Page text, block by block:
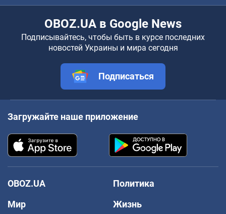
OBOZ.UA в Google News
Подписывайтесь, чтобы быть в курсе последних
новостей Украины и мира сегодня
Подписаться
Загружайте наше приложение
OBOZ.UA
Политика
Мир
Жизнь